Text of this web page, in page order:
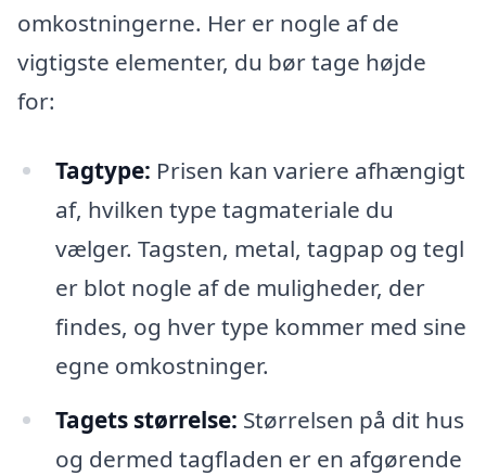
omkostningerne. Her er nogle af de
vigtigste elementer, du bør tage højde
for:
Tagtype: Prisen kan variere afhængigt
af, hvilken type tagmateriale du
vælger. Tagsten, metal, tagpap og tegl
er blot nogle af de muligheder, der
findes, og hver type kommer med sine
egne omkostninger.
Tagets størrelse: Størrelsen på dit hus
og dermed tagfladen er en afgørende